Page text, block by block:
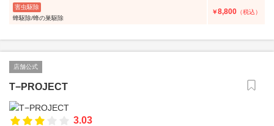
害虫駆除
蜂駆除/蜂の巣駆除
￥8,800 （税込）
店舗公式
T−PROJECT
3.03